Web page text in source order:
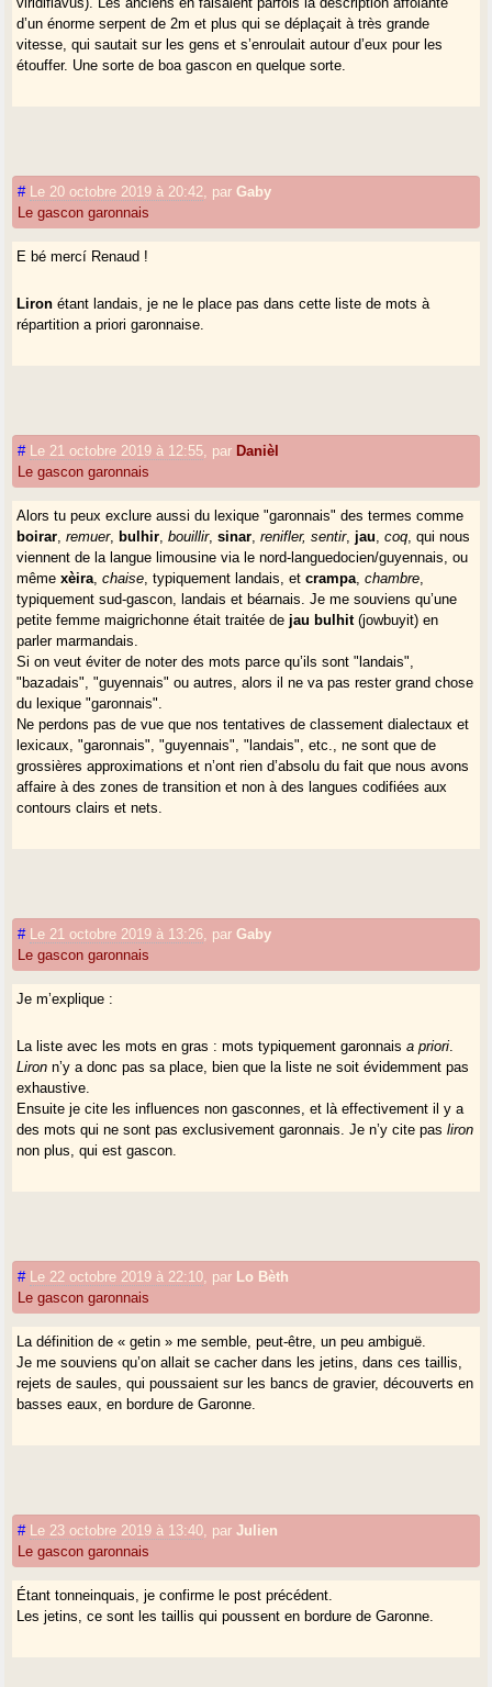
d’un énorme serpent de 2m et plus qui se déplaçait à très grande
vitesse, qui sautait sur les gens et s’enroulait autour d’eux pour les
étouffer. Une sorte de boa gascon en quelque sorte.
# Le 20 octobre 2019 à 20:42 parGaby
Le gascon garonnais
E bé mercí Renaud !
Lironétant landais, je ne le place pas dans cette liste de mots à
répartition a priori garonnaise.
# Le 21 octobre 2019 à 12:55 par Danièl
Le gascon garonnais
Alors tu peux exclure aussi du lexique "garonnais" des termes comme
boirar ,remuer, bulhir ,bouillir,sinar ,renifler, sentir, jau ,coq , qui nous
viennent de la langue limousine via le nord-languedocien/guyennais, ou
mêmexèira ,chaise , typiquement landais, etcrampa ,chambre
typiquement sud-gascon, landais et béarnais. Je me souviens qu’une
petite femme maigrichonne était traitée de jau bulhit(jowbuyit) en
parler marmandais.
Si on veut éviter de noter des mots parce qu’ils sont "landais",
"bazadais", "guyennais" ou autres, alors il ne va pas rester grand chose
du lexique "garonnais".
Ne perdons pas de vue que nos tentatives de classement dialectaux et
lexicaux, "garonnais", "guyennais", "landais", etc., ne sont que de
grossières approximations et n’ont rien d’absolu du fait que nous avons
affaire à des zones de transition et non à des langues codifiées aux
contours clairs et nets.
# Le 21 octobre 2019 à 13:26 parGaby
Le gascon garonnais
Je m’explique :
La liste avec les mots en gras : mots typiquement garonnaisa priori
Lironn’y a donc pas sa place, bien que la liste ne soit évidemment pas
exhaustive.
Ensuite je cite les influences non gasconnes, et là effectivement il y a
des mots qui ne sont pas exclusivement garonnais. Je n’y cite pasliron
non plus, qui est gascon.
# Le 22 octobre 2019 à 22:10 par Lo Bèth
Le gascon garonnais
La définition de « getin » me semble, peut-être, un peu ambiguë.
Je me souviens qu’on allait se cacher dans les jetins, dans ces taillis,
rejets de saules, qui poussaient sur les bancs de gravier, découverts en
basses eaux, en bordure de Garonne.
# Le 23 octobre 2019 à 13:40 parJulien
Le gascon garonnais
Étant tonneinquais, je confirme le post précédent.
Les jetins, ce sont les taillis qui poussent en bordure de Garonne.